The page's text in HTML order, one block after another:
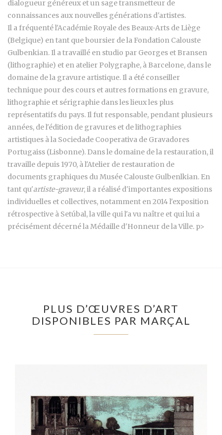
dialogueur généreux et un sage transmetteur de
connaissances aux nouvelles générations d'artistes.
Il a fréquenté l'Académie Royale des Beaux-Arts de Liège
(Belgique) en tant que boursier de la Fondation Calouste
Gulbenkian. Il a travaillé en studio par Georges et Bransen
(lithographie) et en atelier Polygraphe, à Barcelone, dans le
domaine de la gravure artistique. Il a été conseiller
technique pour des cours et autres formations en gravure,
lithographie et sérigraphie dans les lieux les plus
représentatifs du pays. Il fut responsable, pendant plusieurs
années, de l'édition de gravures et de lithographies
artistiques à la Sociedade Cooperativa de Gravadores
Portugaiss (Lisbonne). Dans le domaine de la restauration, il
travaille depuis 1970, à l'Atelier de restauration de
documents graphiques du Musée Calouste Gulbenlkian. En
tant qu'artiste-graveur, il a réalisé d'importantes expositions
individuelles et collectives, notamment en 2014 l'exposition
rétrospective à Setúbal, la ville qui l'a vu naître et qui lui a
précisément décerné la Médaille d'Honneur de la Ville. p>
PLUS D’ŒUVRES D’ART
DISPONIBLES PAR MARÇAL